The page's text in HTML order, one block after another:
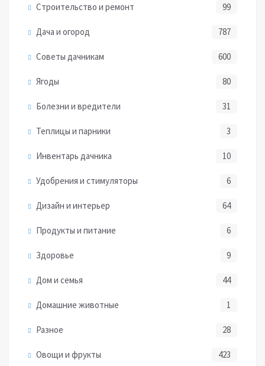
Строительство и ремонт 99
Дача и огород 787
Советы дачникам 600
Ягоды 80
Болезни и вредители 31
Теплицы и парники 3
Инвентарь дачника 10
Удобрения и стимуляторы 6
Дизайн и интерьер 64
Продукты и питание 6
Здоровье 9
Дом и семья 44
Домашние животные 1
Разное 28
Овощи и фрукты 423